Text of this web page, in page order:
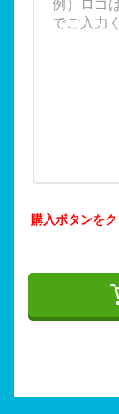
購入ボタンを